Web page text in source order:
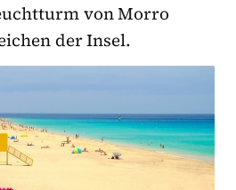
von Morro
der Insel.